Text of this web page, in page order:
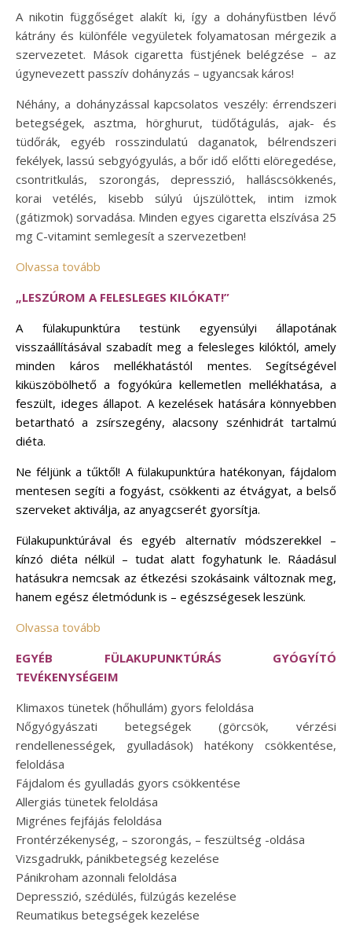
A nikotin függőséget alakít ki, így a dohányfüstben lévő
kátrány és különféle vegyületek folyamatosan mérgezik a
szervezetet. Mások cigaretta füstjének belégzése – az
úgynevezett passzív dohányzás – ugyancsak káros!
Néhány, a dohányzással kapcsolatos veszély: érrendszeri
betegségek, asztma, hörghurut, tüdőtágulás, ajak- és
tüdőrák, egyéb rosszindulatú daganatok, bélrendszeri
fekélyek, lassú sebgyógyulás, a bőr idő előtti elöregedése,
csontritkulás, szorongás, depresszió, halláscsökkenés,
korai vetélés, kisebb súlyú újszülöttek, intim izmok
(gátizmok) sorvadása. Minden egyes cigaretta elszívása 25
mg C-vitamint semlegesít a szervezetben!
Olvassa tovább
„LESZÚROM A FELESLEGES KILÓKAT!”
A fülakupunktúra testünk egyensúlyi állapotának
visszaállításával szabadít meg a felesleges kilóktól, amely
minden káros mellékhatástól mentes. Segítségével
kiküszöbölhető a fogyókúra kellemetlen mellékhatása, a
feszült, ideges állapot. A kezelések hatására könnyebben
betartható a zsírszegény, alacsony szénhidrát tartalmú
diéta.
Ne féljünk a tűktől! A fülakupunktúra hatékonyan, fájdalom
mentesen segíti a fogyást, csökkenti az étvágyat, a belső
szerveket aktiválja, az anyagcserét gyorsítja.
Fülakupunktúrával és egyéb alternatív módszerekkel –
kínzó diéta nélkül – tudat alatt fogyhatunk le. Ráadásul
hatásukra nemcsak az étkezési szokásaink változnak meg,
hanem egész életmódunk is – egészségesek leszünk.
Olvassa tovább
EGYÉB FÜLAKUPUNKTÚRÁS GYÓGYÍTÓ
TEVÉKENYSÉGEIM
Klimaxos tünetek (hőhullám) gyors feloldása
Nőgyógyászati betegségek (görcsök, vérzési
rendellenességek, gyulladások) hatékony csökkentése,
feloldása
Fájdalom és gyulladás gyors csökkentése
Allergiás tünetek feloldása
Migrénes fejfájás feloldása
Frontérzékenység, – szorongás, – feszültség -oldása
Vizsgadrukk, pánikbetegség kezelése
Pánikroham azonnali feloldása
Depresszió, szédülés, fülzúgás kezelése
Reumatikus betegségek kezelése